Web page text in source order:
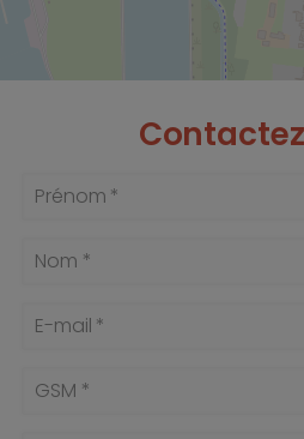
Contactez
Prénom *
Nom *
E-mail *
GSM *